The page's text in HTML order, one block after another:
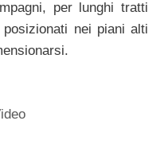
per lunghi tratti
nei piani alti